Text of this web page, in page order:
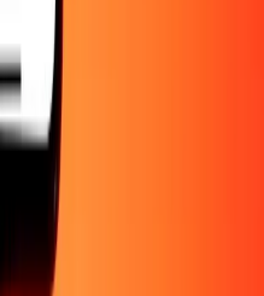
Corporativo